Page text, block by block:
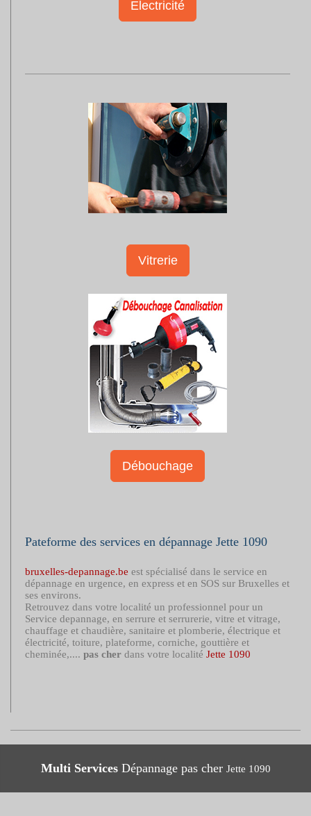
Electricité
Vitrerie
Débouchage
Pateforme des services en dépannage Jette 1090
bruxelles-depannage.be est spécialisé dans le service en
dépannage en urgence, en express et en SOS sur Bruxelles et
ses environs.
Retrouvez dans votre localité un professionnel pour un
Service depannage, en serrure et serrurerie, vitre et vitrage,
chauffage et chaudière, sanitaire et plomberie, électrique et
électricité, toiture, plateforme, corniche, gouttière et
cheminée,.... pas cher dans votre localité Jette 1090
Multi ServicesDépannage pas cher Jette 1090